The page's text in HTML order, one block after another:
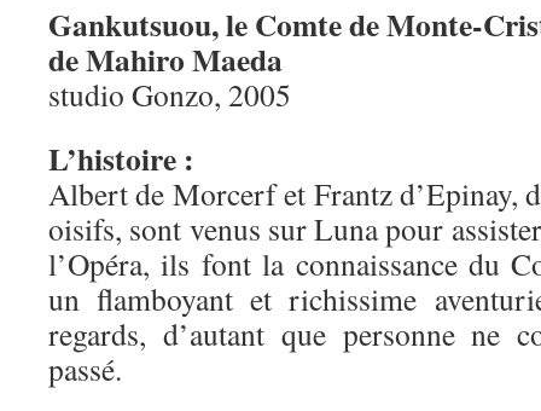
Gankutsuou, le Comte de Monte-
de Mahiro Maeda
studio Gonzo, 2005
L’histoire :
Albert de Morcerf et Frantz d’Epinay,
oisifs, sont venus sur Luna pour
l’Opéra, ils font la connaissance du
un flamboyant et richissime
regards, d’autant que personne ne
passé.